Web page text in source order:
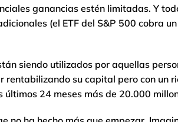
ganancias estén limitadas. Y
(el ETF del S&P 500 cobra
siendo utilizados por aquellas
rentabilizando su capital pero con un
24 meses más de 20.000